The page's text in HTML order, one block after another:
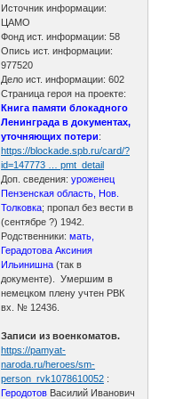
Источник информации:
ЦАМО
Фонд ист. информации: 58
Опись ист. информации:
977520
Дело ист. информации: 602
Страница героя на проекте:
Книга памяти блокадного
Ленинграда в документах,
уточняющих потери:
https://blockade.spb.ru/card/?
id=147773 … pmt_detail
Доп. сведения:уроженец
Пензенская область, Нов.
Толковка; пропал без вести в
(сентябре ?) 1942.
Родственники:мать,
Герадотова Аксиния
Ильинишна (так в
документе). Умершим в
немецком плену учтен РВК
вх. № 12436.
Записи из военкоматов.
https://pamyat-
naroda.ru/heroes/sm-
person_rvk1078610052 :
Геродотов Василий Иванович